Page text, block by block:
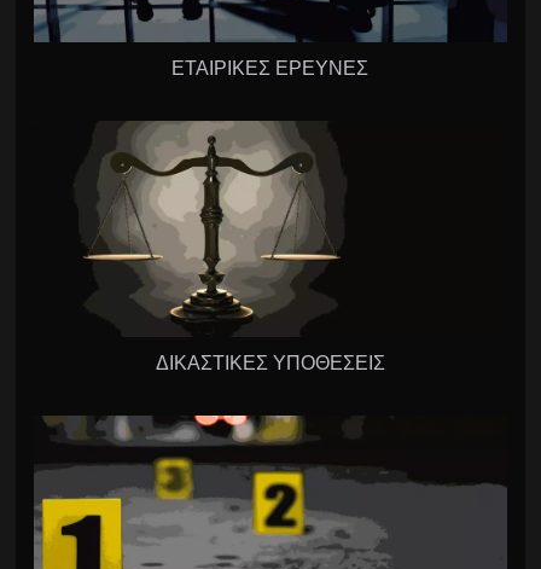
ΕΤΑΙΡΙΚΕΣ ΕΡΕΥΝΕΣ
ΔΙΚΑΣΤΙΚΕΣ ΥΠΟΘΕΣΕΙΣ